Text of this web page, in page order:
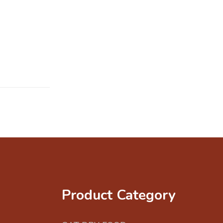
Product Category